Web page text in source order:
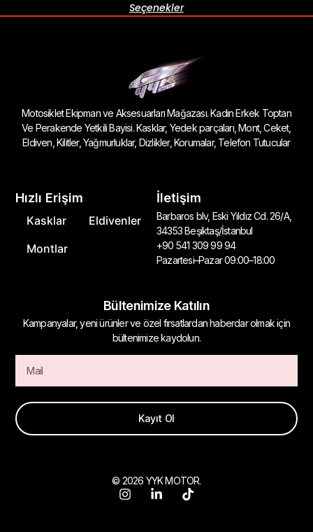
Seçenekler
Motosiklet Ekipman ve Aksesuarları Mağazası. Kadın Erkek Toptan
Ve Perakende Yetkili Bayisi. Kasklar, Yedek parçaları, Mont, Ceket,
Eldiven, Kilitler, Yağmurluklar, Dizlikler, Korumalar, Telefon Tutucular
Hızlı Erişim
Kasklar
Eldivenler
Montlar
İletişim
Barbaros blv, Eski Yıldız Cd. 26/A,
34353 Beşiktaş/İstanbul
+90 541 309 99 94
Pazartesi–Pazar 09:00–18:00
Bültenimize Katılın
Kampanyalar, yeni ürünler ve özel fırsatlardan haberdar olmak için
bültenimize kaydolun.
Kayıt Ol
© 2026 YYK MOTOR.